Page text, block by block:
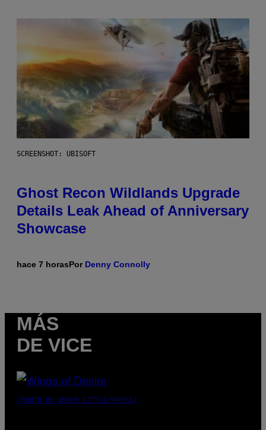
SCREENSHOT: UBISOFT
Ghost Recon Wildlands Upgrade
Details Leak Ahead of Anniversary
Showcase
hace 7 horasPor Denny Connolly
MÁS
DE VICE
(PHOTO BY AMBER LITTLE/PRESS)